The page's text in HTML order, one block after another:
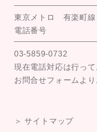
東京メトロ 有楽町
電話番号
03-5859-0732
現在電話対応は行って
お問合せフォームより
＞ サイトマップ